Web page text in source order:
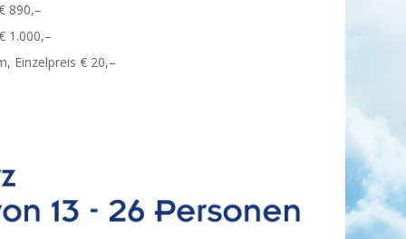
890,–
1.000,–
Einzelpreis € 20,–